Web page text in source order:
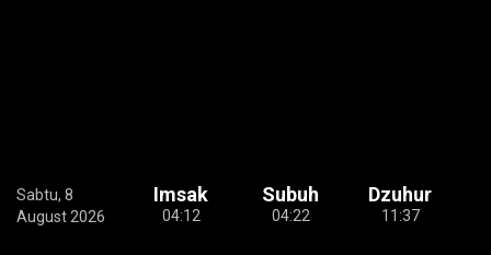
Sabtu, 8
August 2026
Imsak
04:12
Subuh
04:22
Dzuhur
11:37